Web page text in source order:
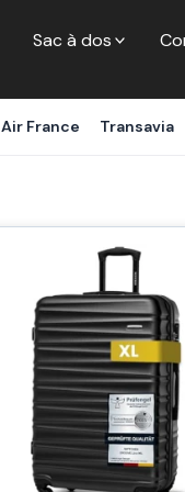
Sac à dos
Air France Transavia